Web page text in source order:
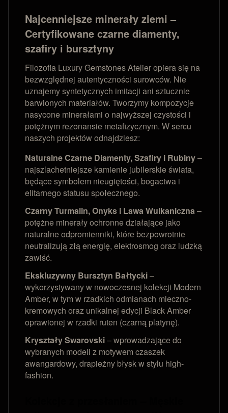
Najcenniejsze minerały ziemi –
Certyfikowane czarne diamenty,
szafiry i bursztyny
Filozofia Luxury Gemstones Atelier opiera się na
bezwzględnej autentyczności surowców. Nie
uznajemy syntetycznych imitacji ani sztucznie
barwionych materiałów. Tworzymy kompozycje
nasycone minerałami o najwyższej czystości i
potężnym rezonansie metafizycznym. W sercu
naszych projektów odnajdziesz:
Naturalne Czarne Diamenty, Szafiry i Rubiny–
najszlachetniejsze kamienie jubilerskie świata,
będące symbolem nieugiętości, bogactwa i
elitarnego statusu społecznego.
Czarny Turmalin, Onyks i Lawa Wulkaniczna–
potężne minerały ochronne działające jako
naturalne odpromienniki, które bezpowrotnie
neutralizują złą energię, elektrosmog oraz ludzką
zawiść.
Ekskluzywny Bursztyn Bałtycki–
wykorzystywany w nowoczesnej kolekcji Modern
Amber, w tym w rzadkich odmianach mleczno-
kremowych oraz unikalnej edycji Black Amber
oprawionej w rzadki ruten (czarną platynę).
Kryształy Swarovski– wprowadzające do
wybranych modeli z motywem czaszek
awangardowy, drapieżny błysk w stylu high-
fashion.